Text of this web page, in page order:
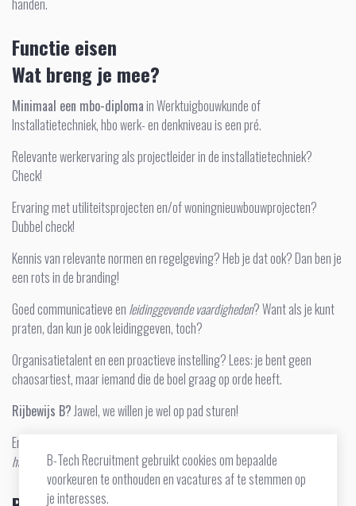
handen.
Functie eisen
Wat breng je mee?
Minimaal een mbo-diplomain Werktuigbouwkunde of
Installatietechniek, hbo werk- en denkniveau is een pré.
Relevante werkervaring als projectleider in de installatietechniek?
Check!
Ervaring met utiliteitsprojecten en/of woningnieuwbouwprojecten?
Dubbel check!
Kennis van relevante normen en regelgeving? Heb je dat ook? Dan ben je
een rots in de branding!
Goed communicatieve en leidinggevende vaardigheden? Want als je kunt
praten, dan kun je ook leidinggeven, toch?
Organisatietalent en een proactieve instelling? Lees: je bent geen
chaosartiest, maar iemand die de boel graag op orde heeft.
Rijbewijs B?Jawel, we willen je wel op pad sturen!
En natuurlijk, net als wij:
humor
B-Tech Recruitment gebruikt cookies om bepaalde
voorkeuren te onthouden en vacatures af te stemmen op
je interesses.